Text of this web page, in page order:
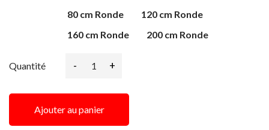
80 cm Ronde
120 cm Ronde
160 cm Ronde
200 cm Ronde
Quantité - +
Ajouter au panier